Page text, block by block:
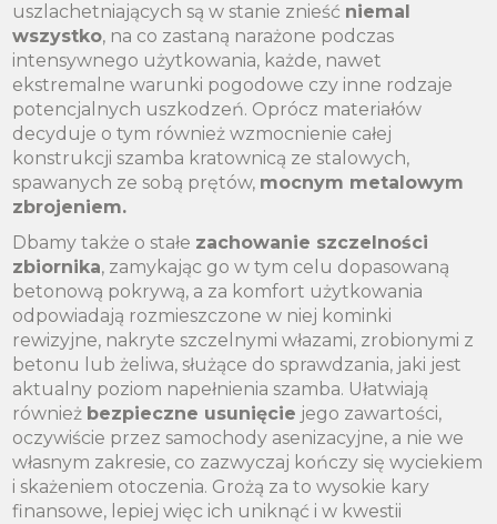
uszlachetniających są w stanie znieść niemal
wszystko, na co zastaną narażone podczas
intensywnego użytkowania, każde, nawet
ekstremalne warunki pogodowe czy inne rodzaje
potencjalnych uszkodzeń. Oprócz materiałów
decyduje o tym również wzmocnienie całej
konstrukcji szamba kratownicą ze stalowych,
spawanych ze sobą prętów, mocnym metalowym
zbrojeniem.
Dbamy także o stałe zachowanie szczelności
zbiornika, zamykając go w tym celu dopasowaną
betonową pokrywą, a za komfort użytkowania
odpowiadają rozmieszczone w niej kominki
rewizyjne, nakryte szczelnymi włazami, zrobionymi z
betonu lub żeliwa, służące do sprawdzania, jaki jest
aktualny poziom napełnienia szamba. Ułatwiają
również bezpieczne usunięcie jego zawartości,
oczywiście przez samochody asenizacyjne, a nie we
własnym zakresie, co zazwyczaj kończy się wyciekiem
i skażeniem otoczenia. Grożą za to wysokie kary
finansowe, lepiej więc ich uniknąć i w kwestii